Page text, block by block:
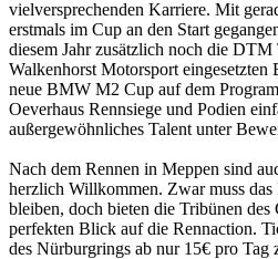
vielversprechenden Karriere. Mit
erstmals im Cup an den Start
diesem Jahr zusätzlich noch die
Walkenhorst Motorsport
neue BMW M2 Cup auf dem
Oeverhaus Rennsiege und Podien
außergewöhnliches Talent unter
Nach dem Rennen in Meppen sind
herzlich Willkommen. Zwar muss das
bleiben, doch bieten die Tribünen
perfekten Blick auf die Rennaction.
des Nürburgrings ab nur 15€ pro Tag